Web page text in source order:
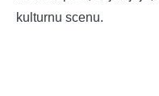
kulturnu scenu.